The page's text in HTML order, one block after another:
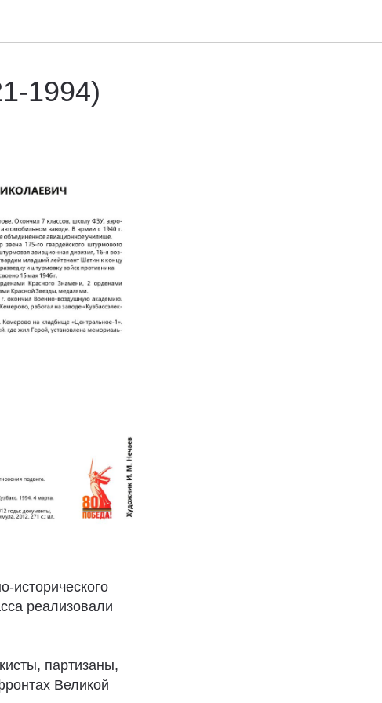
1994)
исторического
реализовали
партизаны,
Великой